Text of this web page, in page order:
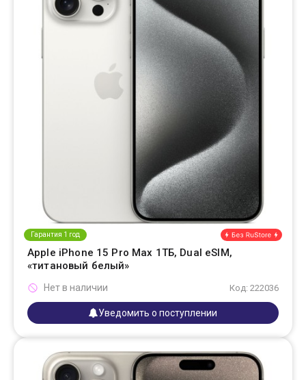
Гарантия 1 год
Apple iPhone 15 Pro Max 1ТБ, Dual eSIM,
«титановый белый»
Код: 222036
Нет в наличии
Уведомить о поступлении